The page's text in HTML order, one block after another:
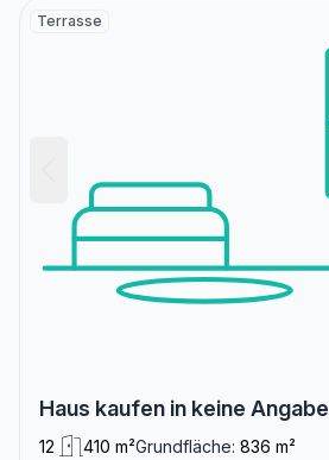
Terrasse
Haus kaufen in keine Angabe
12 410 m²Grundfläche: 836 m²